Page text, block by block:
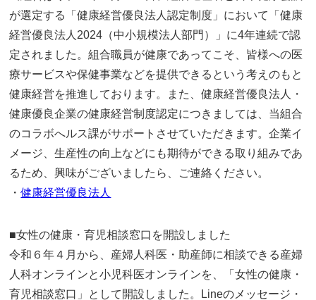
が選定する「健康経営優良法人認定制度」において「健康
経営優良法人2024（中小規模法人部門）」に4年連続で認
定されました。組合職員が健康であってこそ、皆様への医
療サービスや保健事業などを提供できるという考えのもと
健康経営を推進しております。また、健康経営優良法人・
健康優良企業の健康経営制度認定につきましては、当組合
のコラボへルス課がサポートさせていただきます。企業イ
メージ、生産性の向上などにも期待ができる取り組みであ
るため、興味がございましたら、ご連絡ください。
・健康経営優良法人
■女性の健康・育児相談窓口を開設しました
令和６年４月から、産婦人科医・助産師に相談できる産婦
人科オンラインと小児科医オンラインを、「女性の健康・
育児相談窓口」として開設しました。Lineのメッセージ・